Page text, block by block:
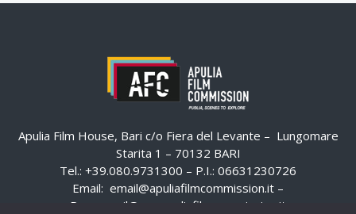
Apulia Film House, Bari c/o Fiera del Levante – Lungomare
Starita 1 – 70132 BARI
Tel.: +39.080.9731300 – P.I.: 06631230726
Email: email@apuliafilmcommission.it –
Pec:
email@pec.apuliafilmcommission.it